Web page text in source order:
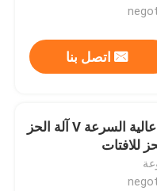
اتصل بنا
120m / Min عالية السرعة V آلة الحز